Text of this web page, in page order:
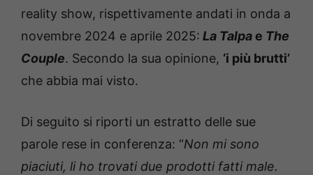
reality show, rispettivamente andati in onda a
novembre 2024 e aprile 2025: La Talpa e The
Couple. Secondo la sua opinione, ‘i più brutti’
che abbia mai visto.
Di seguito si riporti un estratto delle sue
parole rese in conferenza: “Non mi sono
piaciuti, li ho trovati due prodotti fatti male.